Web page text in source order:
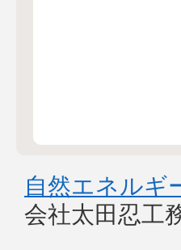
自然エネルギ
会社太田忍工